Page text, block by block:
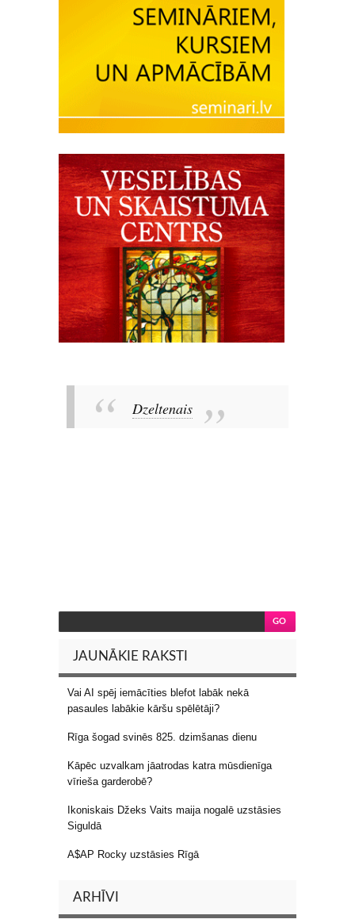
Dzeltenais
JAUNĀKIE RAKSTI
Vai AI spēj iemācīties blefot labāk nekā
pasaules labākie kāršu spēlētāji?
Rīga šogad svinēs 825. dzimšanas dienu
Kāpēc uzvalkam jāatrodas katra mūsdienīga
vīrieša garderobē?
Ikoniskais Džeks Vaits maija nogalē uzstāsies
Siguldā
A$AP Rocky uzstāsies Rīgā
ARHĪVI